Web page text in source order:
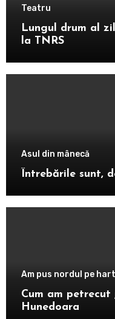
Teatru
Lungul drum al
la TNRS
Asul din mânecă
Întrebările sunt,
Am pus nordul pe
Cum am
Hunedoara